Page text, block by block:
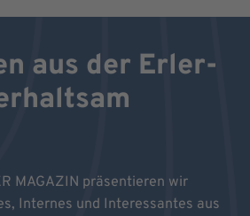
aus der Erler-
MAGAZIN präsentieren wir
Internes und Interessantes aus